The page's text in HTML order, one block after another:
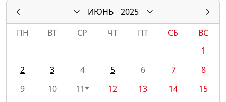
ИЮНЬ
2025
ПН
ВТ СР ЧТ ПТ СБ
ВС
1
2
3 4 5 6 7
8
9
10 11* 12 13 14
15